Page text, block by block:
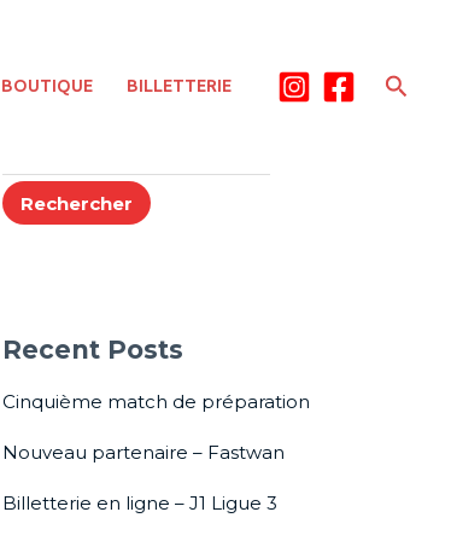
BOUTIQUE BILLETTERIE
Rechercher
Recent Posts
Cinquième match de préparation
Nouveau partenaire – Fastwan
Billetterie en ligne – J1 Ligue 3